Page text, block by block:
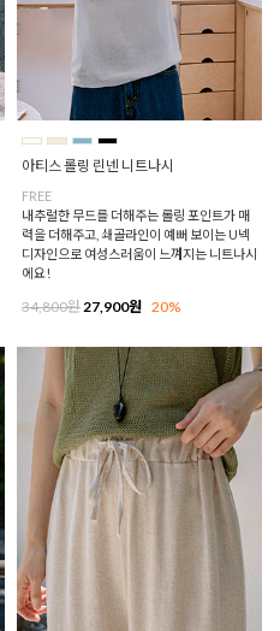
아티스 롤링 린넨 니트나시
FREE
내추럴한 무드를 더해주는 롤링 포인트가 매
력을 더해주고, 쇄골라인이 예뻐 보이는 U넥
디자인으로 여성스러움이 느껴지는 니트나시
에요!
34,800원 27,900원 20%